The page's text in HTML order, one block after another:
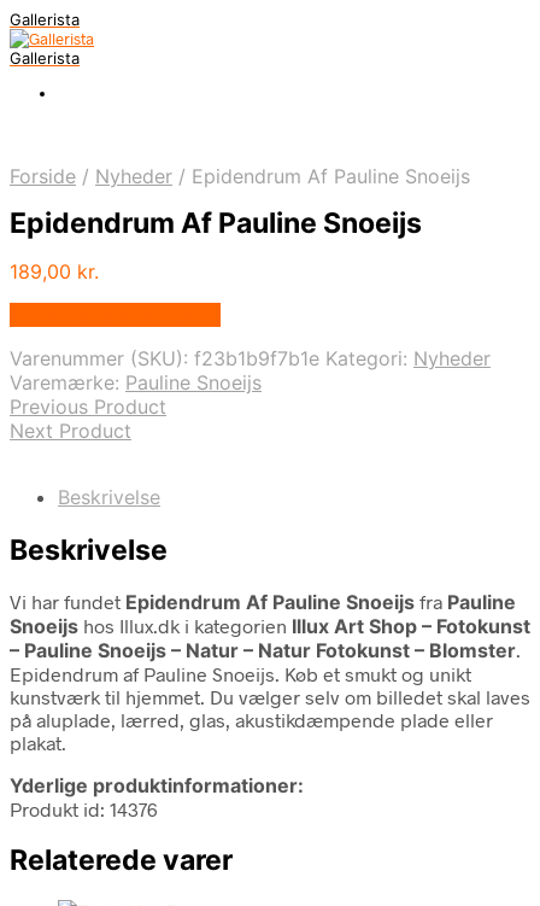
Gallerista
Gallerista
Forside / Nyheder / Epidendrum Af Pauline Snoeijs
Epidendrum Af Pauline Snoeijs
189,00 kr.
Varenummer (SKU): f23b1b9f7b1e Kategori: Nyheder
Varemærke: Pauline Snoeijs
Previous Product
Next Product
Beskrivelse
Beskrivelse
Vi har fundet Epidendrum Af Pauline Snoeijs fra Pauline
Snoeijs hos Illux.dk i kategorien Illux Art Shop – Fotokunst
– Pauline Snoeijs – Natur – Natur Fotokunst – Blomster.
Epidendrum af Pauline Snoeijs. Køb et smukt og unikt
kunstværk til hjemmet. Du vælger selv om billedet skal laves
på aluplade, lærred, glas, akustikdæmpende plade eller
plakat.
Yderlige produktinformationer:
Produkt id: 14376
Relaterede varer